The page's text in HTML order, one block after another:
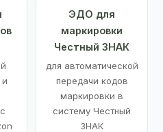
ЭДО для
маркировки
Честный ЗНАК
для автоматической
передачи кодов
маркировки в
систему Честный
ЗНАК